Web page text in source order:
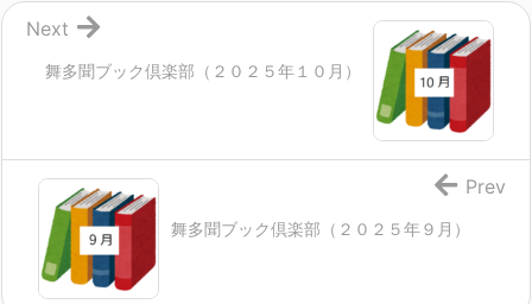
舞多聞ブック倶楽部（２０２５年１０月）
Next
舞多聞ブック倶楽部（２０２５年９月）
Prev